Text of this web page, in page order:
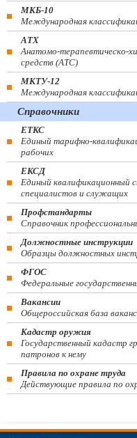
МКБ-10
Международная
АТХ
Анатомо-терапевтическо-
средств (ATC)
МКТУ-12
Международная
Справочники
ЕТКС
Единый тарифно-
рабочих
ЕКСД
Единый квалификационный
специалистов и служащих
Профстандарты
Справочник
Должностные инструкции
Образцы должностных
ФГОС
Федеральные
Вакансии
Общероссийская база
Кадастр оружия
Государственный кадастр
патронов к нему
Правила по охране труда
Действующие правила по